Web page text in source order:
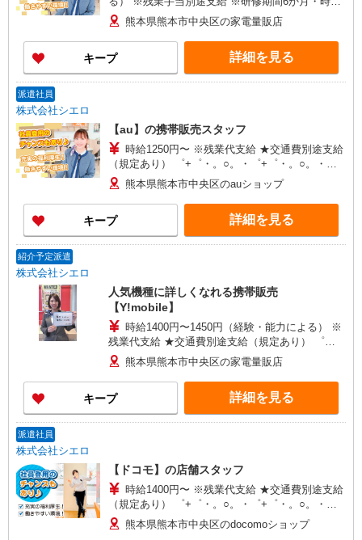
1500円〜 ★交通費別途支給（規定あり） ゜
+゜・。○。・゜+゜・。○。・゜+゜ 入社祝い金10
万円支給(規定有) お友達を紹介頂くと, インセンテ
ィブ支給(規定有) ゜・。○。・゜+゜・。○。・゜
+゜
熊本県熊本市中央区の家電量販店
キープ 詳細を見る
派遣社員
株式会社シエロ
【au】の携帯販売スタッフ
時給1250円〜 ※残業代支給 ★交通費別途支給
（規定あり） ゜+゜・。○。・゜+゜・。○。・゜
+゜ 入社祝い金10万円支給(規定有) お友達を紹介
頂くと, インセンティブ支給(規定有) ★月2回払
い・週払い可能（規程有）★ ゜・。○。・゜
+゜・。○。・゜+゜
熊本県熊本市中央区のauショップ
キープ 詳細を見る
紹介予定派遣
株式会社シエロ
人気機種に詳しくなれる携帯販売
【Y!mobile】
時給1400円〜1450円（経験・能力による） ※
残業代支給 ★交通費別途支給（規定あり） ゜
+゜・。○。・゜+゜・。○。・゜+゜ 入社祝い金10
万円支給(規定有) お友達を紹介頂くと, インセンテ
ィブ支給(規定有) ★月2回払い・週払い可能（規程
有）★ ゜・。○。・゜+゜・。○。・゜+゜
熊本県熊本市中央区の家電量販店
キープ 詳細を見る
派遣社員
株式会社シエロ
【ドコモ】の店舗スタッフ
時給1400円〜 ※残業代支給 ★交通費別途支給
（規定あり） ゜+゜・。○。・゜+゜・。○。・゜
+゜ 入社祝い金10万円支給(規定有) お友達を紹介
頂くと, インセンティブ支給(規定有) ★月2回払
熊本県熊本市中央区のdocomoショップ